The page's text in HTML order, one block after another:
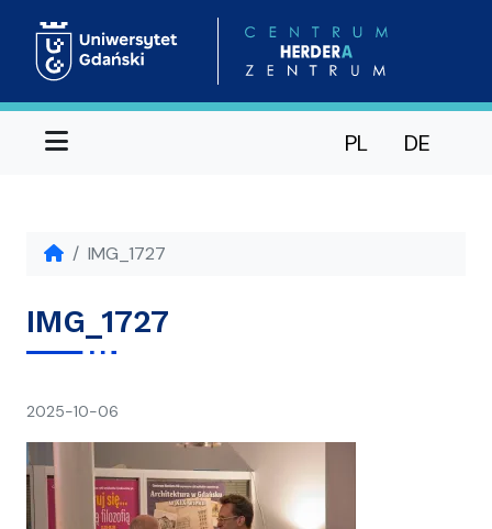
Menu PL DE
IMG_1727
IMG_1727
2025-10-06